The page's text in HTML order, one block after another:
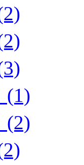
(1)
(2)